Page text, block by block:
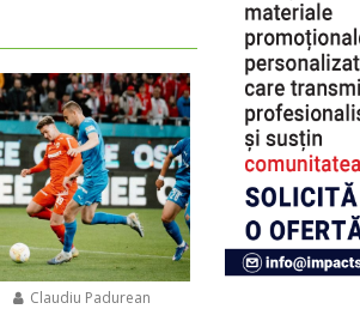
Claudiu Padurean